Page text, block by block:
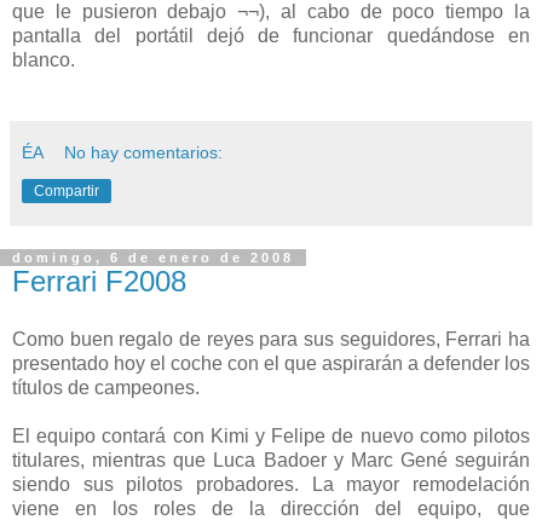
que le pusieron debajo ¬¬), al cabo de poco tiempo la
pantalla del portátil dejó de funcionar quedándose en
blanco.
ÉA No hay comentarios:
Compartir
domingo, 6 de enero de 2008
Ferrari F2008
Como buen regalo de reyes para sus seguidores, Ferrari ha
presentado hoy el coche con el que aspirarán a defender los
títulos de campeones.
El equipo contará con Kimi y Felipe de nuevo como pilotos
titulares, mientras que Luca Badoer y Marc Gené seguirán
siendo sus pilotos probadores. La mayor remodelación
viene en los roles de la dirección del equipo, que